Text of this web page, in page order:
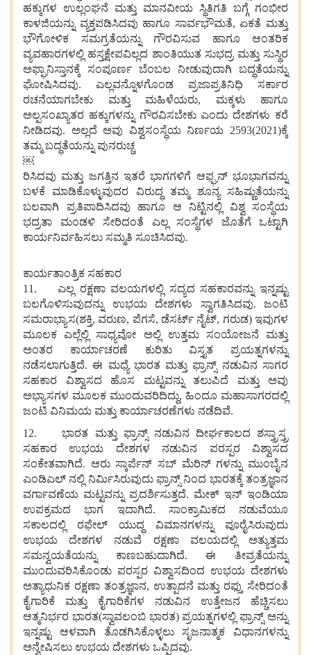
ಹಕ್ಕುಗಳ ಉಲ್ಲಂಘನೆ ಮತ್ತು ಮಾನವೀಯ ಸ್ಥಿತಿಗತಿ ಬಗ್ಗೆ ಗಂಭೀರ
ಕಾಳಜಿಯನ್ನು ವ್ಯಕ್ತಪಡಿಸಿದವು ಹಾಗೂ ಸಾರ್ವಭೌಮತೆ, ಏಕತೆ ಮತ್ತು
ಭೌಗೋಳಿಕ ಸಮಗ್ರತೆಯನ್ನು ಗೌರವಿಸುವ ಹಾಗೂ ಆಂತರಿಕ
ವ್ಯವಹಾರಗಳಲ್ಲಿ ಹಸ್ತಕ್ಷೇಪವಿಲ್ಲದ ಶಾಂತಿಯುತ ಸುಭದ್ರ ಮತ್ತು ಸುಸ್ಥಿರ
ಅಫ್ಘಾನಿಸ್ತಾನಕ್ಕೆ ಸಂಪೂರ್ಣ ಬೆಂಬಲ ನೀಡುವುದಾಗಿ ಬದ್ಧತೆಯನ್ನು
ಘೋಷಿಸಿದವು. ಎಲ್ಲವನ್ನೊಳಗೊಂಡ ಪ್ರಜಾಪ್ರತಿನಿಧಿ ಸರ್ಕಾರ
ರಚನೆಯಾಗಬೇಕು ಮತ್ತು ಮಹಿಳೆಯರು, ಮಕ್ಕಳು ಹಾಗೂ
ಅಲ್ಪಸಂಖ್ಯಾತರ ಹಕ್ಕುಗಳನ್ನು ಗೌರವಿಸಬೇಕು ಎಂದು ದೇಶಗಳು ಕರೆ
ನೀಡಿದವು. ಅಲ್ಲದೆ ಅವು ವಿಶ್ವಸಂಸ್ಥೆಯ ನಿರ್ಣಯ 2593(2021)ಕ್ಕೆ
ತಮ್ಮ ಬದ್ಧತೆಯನ್ನು ಪುನರುಚ್ಚ
￼
ರಿಸಿದವು ಮತ್ತು ಜಗತ್ತಿನ ಇತರೆ ಭಾಗಗಳಿಗೆ ಆಫ್ಘನ್ ಭೂಭಾಗವನ್ನು
ಬಳಕೆ ಮಾಡಿಕೊಳ್ಳುವುದರ ವಿರುದ್ಧ ತಮ್ಮ ಶೂನ್ಯ ಸಹಿಷ್ಣುತೆಯನ್ನು
ಬಲವಾಗಿ ಪ್ರತಿಪಾದಿಸಿದವು ಹಾಗೂ ಆ ನಿಟ್ಟಿನಲ್ಲಿ ವಿಶ್ವ ಸಂಸ್ಥೆಯ
ಭದ್ರತಾ ಮಂಡಳಿ ಸೇರಿದಂತೆ ಎಲ್ಲ ಸಂಸ್ಥೆಗಳ ಜೊತೆಗೆ ಒಟ್ಟಾಗಿ
ಕಾರ್ಯನಿರ್ವಹಿಸಲು ಸಮ್ಮತಿ ಸೂಚಿಸಿದವು.
ಕಾರ್ಯತಾಂತ್ರಿಕ ಸಹಕಾರ
11. ಎಲ್ಲ ರಕ್ಷಣಾ ವಲಯಗಳಲ್ಲಿ ಸದ್ಯದ ಸಹಕಾರವನ್ನು ಇನ್ನಷ್ಟು
ಬಲಗೊಳಿಸುವುದನ್ನು ಉಭಯ ದೇಶಗಳು ಸ್ವಾಗತಿಸಿದವು. ಜಂಟಿ
ಸಮರಾಭ್ಯಾಸ(ಶಕ್ತಿ, ವರುಣ, ಪೆಗಸೆ, ಡೆಸರ್ಟ್ ನೈಟ್, ಗರುಡ) ಇವುಗಳ
ಮೂಲಕ ಎಲ್ಲೆಲ್ಲಿ ಸಾಧ್ಯವೋ ಅಲ್ಲಿ ಉತ್ತಮ ಸಂಯೋಜನೆ ಮತ್ತು
ಅಂತರ ಕಾರ್ಯಾಚರಣೆ ಕುರಿತು ವಿಸ್ತೃತ ಪ್ರಯತ್ನಗಳನ್ನು
ನಡೆಸಲಾಗುತ್ತಿದೆ. ಈ ಮಧ್ಯೆ ಭಾರತ ಮತ್ತು ಫ್ರಾನ್ಸ್ ನಡುವಿನ ಸಾಗರ
ಸಹಕಾರ ವಿಶ್ವಾಸದ ಹೊಸ ಮಟ್ಟವನ್ನು ತಲುಪಿದೆ ಮತ್ತು ಅವು
ಅಭ್ಯಾಸಗಳ ಮೂಲಕ ಮುಂದುವರಿದಿದ್ದು, ಹಿಂದೂ ಮಹಾಸಾಗರದಲ್ಲಿ
ಜಂಟಿ ವಿನಿಮಯ ಮತ್ತು ಕಾರ್ಯಾಚರಣೆಗಳು ನಡೆದಿವೆ.
12. ಭಾರತ ಮತ್ತು ಫ್ರಾನ್ಸ್ ನಡುವಿನ ದೀರ್ಘಕಾಲದ ಶಸ್ತ್ರಾಸ್ತ್ರ
ಸಹಕಾರ ಉಭಯ ದೇಶಗಳ ನಡುವಿನ ಪರಸ್ಪರ ವಿಶ್ವಾಸದ
ಸಂಕೇತವಾಗಿದೆ. ಆರು ಸ್ಕಾರ್ಪೆನ್ ಸಬ್ ಮೆರಿನ್ ಗಳನ್ನು ಮುಂಬೈನ
ಎಂಡಿಎಲ್ ನಲ್ಲಿ ನಿರ್ಮಿಸಿರುವುದು ಫ್ರಾನ್ಸ್ ನಿಂದ ಭಾರತಕ್ಕೆ ತಂತ್ರಜ್ಞಾನ
ವರ್ಗಾವಣೆಯ ಮಟ್ಟವನ್ನು ಪ್ರದರ್ಶಿಸುತ್ತದೆ. ಮೇಕ್ ಇನ್ ಇಂಡಿಯಾ
ಉಪಕ್ರಮದ ಭಾಗ ಇದಾಗಿದೆ. ಸಾಂಕ್ರಾಮಿಕದ ನಡುವೆಯೂ
ಸಕಾಲದಲ್ಲಿ ರಫೇಲ್ ಯುದ್ಧ ವಿಮಾನಗಳನ್ನು ಪೂರೈಸಿರುವುದು
ಉಭಯ ದೇಶಗಳ ನಡುವೆ ರಕ್ಷಣಾ ವಲಯದಲ್ಲಿ ಅತ್ಯುತ್ತಮ
ಸಮನ್ವಯತೆಯನ್ನು ಕಾಣಬಹುದಾಗಿದೆ. ಈ ತೀವ್ರತೆಯನ್ನು
ಮುಂದುವರಿಸಿಕೊಂಡು ಪರಸ್ಪರ ವಿಶ್ವಾಸದಿಂದ ಉಭಯ ದೇಶಗಳು
ಅತ್ಯಾಧುನಿಕ ರಕ್ಷಣಾ ತಂತ್ರಜ್ಞಾನ, ಉತ್ಪಾದನೆ ಮತ್ತು ರಫ್ತು ಸೇರಿದಂತೆ
ಕೈಗಾರಿಕೆ ಮತ್ತು ಕೈಗಾರಿಕೆಗಳ ನಡುವಿನ ಉತ್ತೇಜನ ಹೆಚ್ಚಿಸಲು
ಆತ್ಮನಿರ್ಭರ ಭಾರತ(ಸ್ವಾವಲಂಬಿ ಭಾರತ) ಪ್ರಯತ್ನಗಳಲ್ಲಿ ಫ್ರಾನ್ಸ್ ಅನ್ನು
ಇನ್ನಷ್ಟು ಆಳವಾಗಿ ತೊಡಗಿಸಿಕೊಳ್ಳಲು ಸೃಜನಾತ್ಮಕ ವಿಧಾನಗಳನ್ನು
ಅನ್ವೇಷಿಸಲು ಉಭಯ ದೇಶಗಳು ಒಪ್ಪಿದವು.